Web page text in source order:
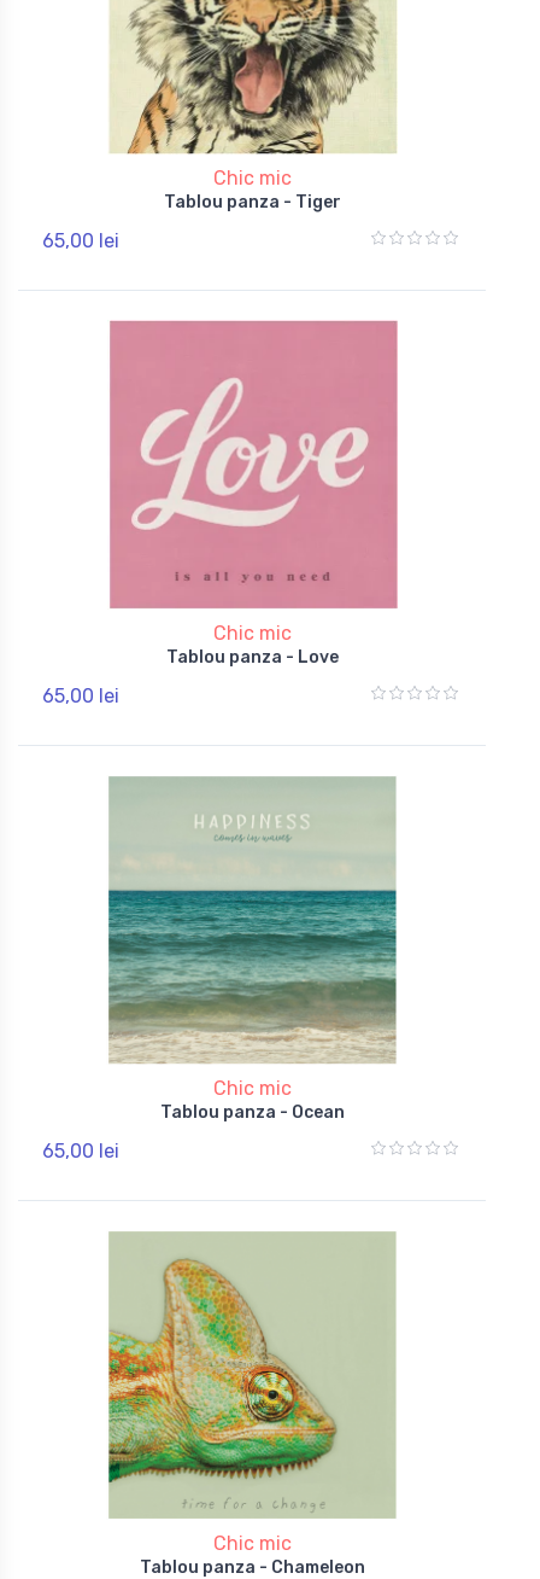
Chic mic
Tablou panza - Tiger
65,00 lei
Chic mic
Tablou panza - Love
65,00 lei
Chic mic
Tablou panza - Ocean
65,00 lei
Chic mic
Tablou panza - Chameleon